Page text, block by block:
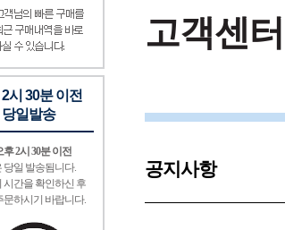
고객센터
공지사항
시 30분 이전
일발송
후 2시 30분 이전
당일 발송됨니다.
시간을 확인하신 후
문하시기 바랍니다.